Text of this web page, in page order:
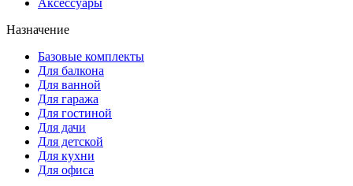
Аксессуары
Назначение
Базовые комплекты
Для балкона
Для ванной
Для гаража
Для гостиной
Для дачи
Для детской
Для кухни
Для офиса